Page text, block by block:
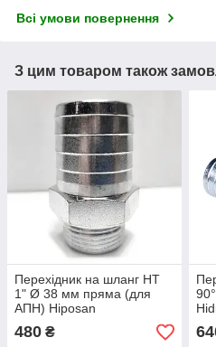
Всі умови повернення
З цим товаром також
Перехідник на шланг НТ
1" Ø 38 мм пряма (для
АПН) Hiposan
480 ₴